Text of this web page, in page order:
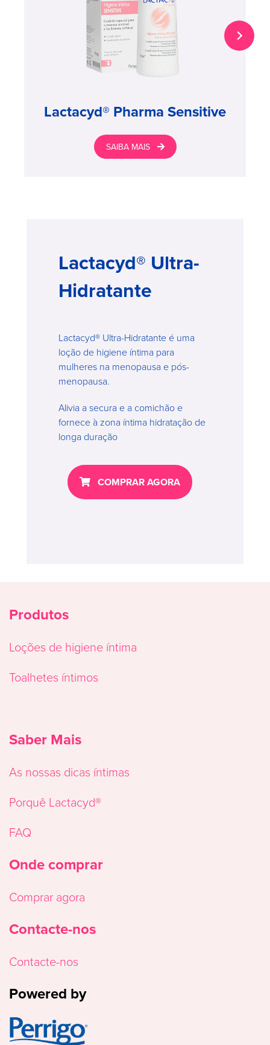
Lactacyd® Pharma Sensitive
SAIBA MAIS
Lactacyd® Ultra-
Hidratante
Lactacyd® Ultra-Hidratante é uma
loção de higiene íntima para
mulheres na menopausa e pós-
menopausa.
Alivia a secura e a comichão e
fornece à zona íntima hidratação de
longa duração
COMPRAR AGORA
Produtos
Loções de higiene íntima
Toalhetes íntimos
Saber Mais
As nossas dicas íntimas
Porquê Lactacyd®
FAQ
Onde comprar
Comprar agora
Contacte-nos
Contacte-nos
Powered by
Image